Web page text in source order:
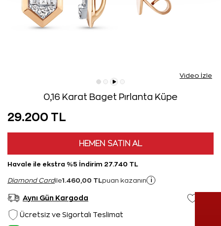
Video İzle
0,16 Karat Baget Pırlanta Küpe
29.200 TL
HEMEN SATIN AL
Havale ile ekstra %5 İndirim 27.740 TL
Diamond Cardile1.460,00 TL puan kazanın i
Aynı Gün Kargoda
Ücretsiz ve Sigortalı Teslimat